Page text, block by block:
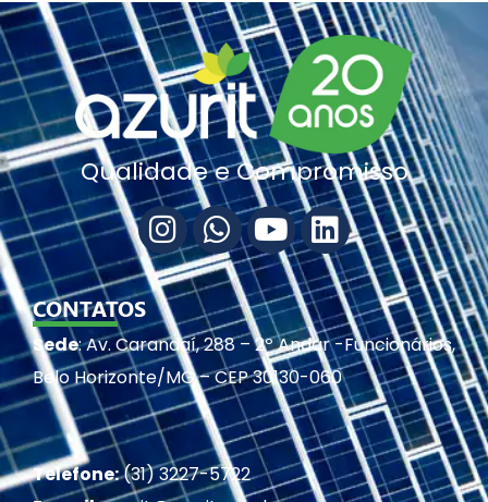
Qualidade e Compromisso
CONTATOS
Sede: Av. Carandaí, 288 – 2º Andar -Funcionários,
Belo Horizonte/MG – CEP 30130-060
Telefone:(31) 3227-5722